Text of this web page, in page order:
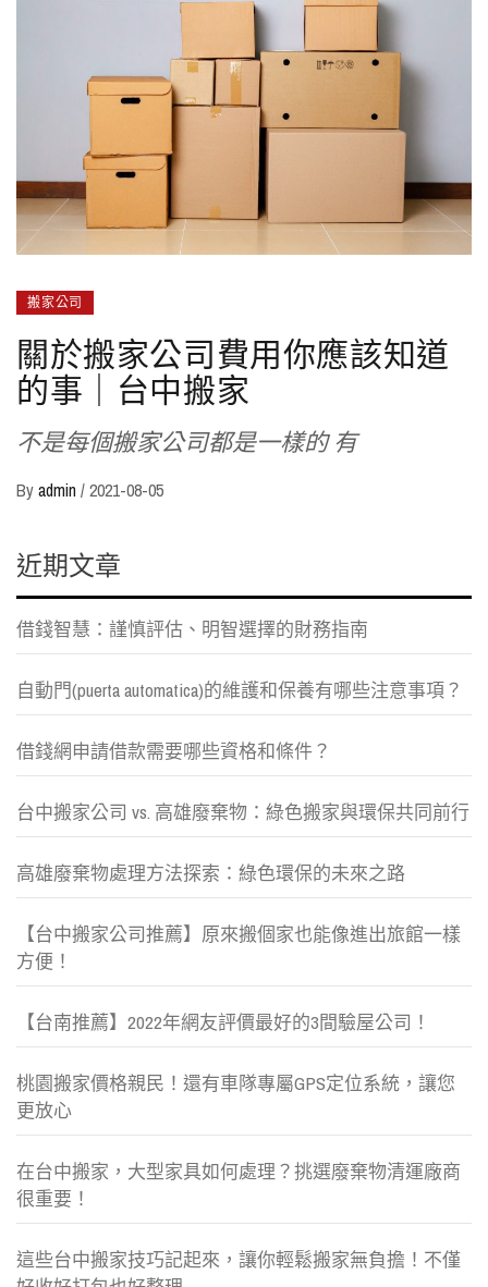
搬家公司
關於搬家公司費用你應該知道
的事｜台中搬家
不是每個搬家公司都是一樣的 有
Byadmin /2021-08-05
近期文章
借錢智慧：謹慎評估、明智選擇的財務指南
自動門(puerta automatica)的維護和保養有哪些注意事項？
借錢網申請借款需要哪些資格和條件？
台中搬家公司 vs. 高雄廢棄物：綠色搬家與環保共同前行
高雄廢棄物處理方法探索：綠色環保的未來之路
【台中搬家公司推薦】原來搬個家也能像進出旅館一樣
方便！
【台南推薦】2022年網友評價最好的3間驗屋公司！
桃園搬家價格親民！還有車隊專屬GPS定位系統，讓您
更放心
在台中搬家，大型家具如何處理？挑選廢棄物清運廠商
很重要！
這些台中搬家技巧記起來，讓你輕鬆搬家無負擔！不僅